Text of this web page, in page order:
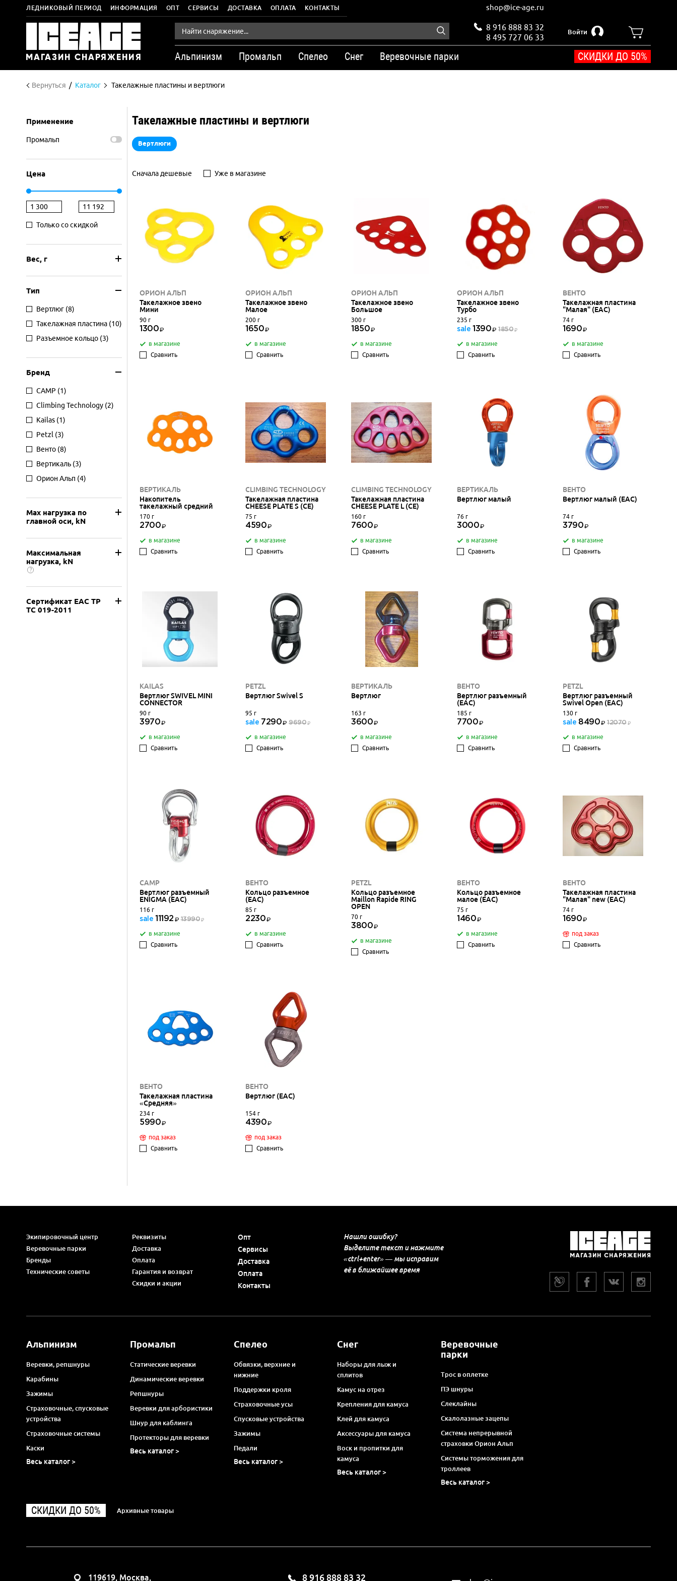
ЛЕДНИКОВЫЙ ПЕРИОД ИНФОРМАЦИЯ ОПТ СЕРВИСЫ ДОСТАВКА ОПЛАТА КОНТАКТЫ shop@ice-age.ru
8 916 888 83 32
8 495 727 06 33
Войти
Альпинизм Промальп Спелео Снег Веревочные парки СКИДКИ ДО 50%
Вернуться Каталог Такелажные пластины и вертлюги
Такелажные пластины и вертлюги
Вертлюги
Сначала дешевые Уже в магазине
ОРИОН АЛЬП
Такелажное звено
Мини
90 г
1300
в магазине
Сравнить
ОРИОН АЛЬП
Такелажное звено
Малое
200 г
1650
в магазине
Сравнить
ОРИОН АЛЬП
Такелажное звено
Большое
300 г
1850
в магазине
Сравнить
ОРИОН АЛЬП
Такелажное звено
Турбо
235 г
sale 1390 1850
в магазине
Сравнить
ВЕНТО
Такелажная пластина
"Малая" (ЕАС)
74 г
1690
в магазине
Сравнить
ВЕРТИКАЛЬ
Накопитель
такелажный средний
170 г
2700
в магазине
Сравнить
CLIMBING TECHNOLOGY
Такелажная пластина
CHEESE PLATE S (CE)
75 г
4590
в магазине
Сравнить
CLIMBING TECHNOLOGY
Такелажная пластина
CHEESE PLATE L (CE)
160 г
7600
в магазине
Сравнить
ВЕРТИКАЛЬ
Вертлюг малый
76 г
3000
в магазине
Сравнить
ВЕНТО
Вертлюг малый (ЕАС)
74 г
3790
в магазине
Сравнить
KAILAS
Вертлюг SWIVEL MINI
CONNECTOR
90 г
3970
в магазине
Сравнить
PETZL
Вертлюг Swivel S
95 г
sale 7290 9690
в магазине
Сравнить
ВЕРТИКАЛЬ
Вертлюг
163 г
3600
в магазине
Сравнить
ВЕНТО
Вертлюг разъемный
(ЕАС)
185 г
7700
в магазине
Сравнить
PETZL
Вертлюг разъемный
Swivel Open (ЕАС)
130 г
sale 8490 12070
в магазине
Сравнить
CAMP
Вертлюг разъемный
ENIGMA (ЕАС)
116 г
sale 11192 13990
в магазине
Сравнить
ВЕНТО
Кольцо разъемное
(ЕАС)
85 г
2230
в магазине
Сравнить
PETZL
Кольцо разъемное
Maillon Rapide RING
OPEN
70 г
3800
в магазине
Сравнить
ВЕНТО
Кольцо разъемное
малое (ЕАС)
75 г
1460
в магазине
Сравнить
ВЕНТО
Такелажная пластина
"Малая" new (ЕАС)
74 г
1690
под заказ
Сравнить
ВЕНТО
Такелажная пластина
«Средняя»
234 г
5990
под заказ
Сравнить
ВЕНТО
Вертлюг (ЕАС)
154 г
4390
под заказ
Сравнить
Применение
Промальп
Цена
Только со скидкой
Вес, г
Тип
Вертлюг (8)
Такелажная пластина (10)
Разъемное кольцо (3)
Бренд
CAMP (1)
Climbing Technology (2)
Kailas (1)
Petzl (3)
Венто (8)
Вертикаль (3)
Орион Альп (4)
Max нагрузка по
главной оси, kN
Максимальная
нагрузка, kN
?
Сертификат ЕАС ТР
ТС 019-2011
Экипировочный центр
Веревочные парки
Бренды
Технические советы
Реквизиты
Доставка
Оплата
Гарантия и возврат
Скидки и акции
Опт
Сервисы
Доставка
Оплата
Контакты
Нашли ошибку?
Выделите текст и нажмите
«ctrl+enter» — мы исправим
её в ближайшее время
Альпинизм
Веревки, репшнуры
Карабины
Зажимы
Страховочные, спусковые
устройства
Страховочные системы
Каски
Весь каталог >
Промальп
Статические веревки
Динамические веревки
Репшнуры
Веревки для арбористики
Шнур для каблинга
Протекторы для веревки
Весь каталог >
Спелео
Обвязки, верхние и
нижние
Поддержки кроля
Страховочные усы
Спусковые устройства
Зажимы
Педали
Весь каталог >
Снег
Наборы для лыж и
сплитов
Камус на отрез
Крепления для камуса
Клей для камуса
Аксессуары для камуса
Воск и пропитки для
камуса
Весь каталог >
Веревочные
парки
Трос в оплетке
ПЭ шнуры
Слеклайны
Скалолазные зацепы
Система непрерывной
страховки Орион Альп
Системы торможения для
троллеев
Весь каталог >
СКИДКИ ДО 50% Архивные товары
119619, Москва, 8 916 888 83 32